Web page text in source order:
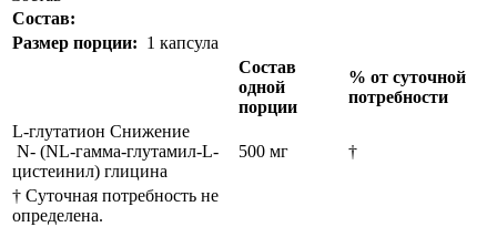
Состав:
Размер порции: 1 капсула
Состав
одной
порции
% от суточной
потребности
L-глутатион Снижение
N- (NL-гамма-глутамил-L-
цистеинил) глицина
500 мг †
† Суточная потребность не
определена.